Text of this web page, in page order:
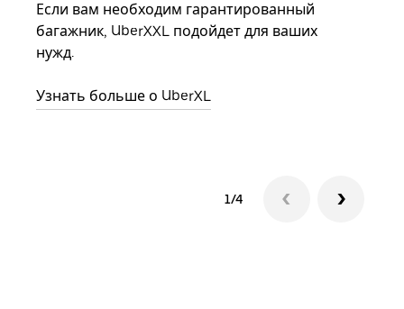
Если вам необходим гарантированный
багажник, UberXXL подойдет для ваших
нужд.
Узнать больше о UberXL
1/4